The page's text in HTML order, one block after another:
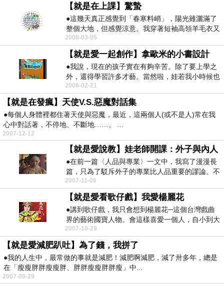
【就是在上課】驚蟄
●這幾天真正感覺到「春寒料峭」，陽光雖灑滿了
整個大地，但感覺涼意。我穿著短袖高領羊毛衣又
涼又熱地！望...
2008-03-05
【就是愛一起創作】拿歐米的小書設計
●我說，現在的孩子實在有夠辛苦。除了要上學之
外，還得學習許多才藝。當然啦，娃若我小時候也
學過作文、書...
2008-02-21
【就是在發瘋】天使V.S.惡魔對話集
●每個人身體裡都住著天使與惡魔，最近，這兩個人(或不是人)常在我
心中對話著，不停地、不斷地……。 ...
2007-12-12
【就是愛說教】娃老師開課：外子與內人
●在前一篇〈人品與專業〉一文中，我寫了漫漫長
篇，只為了駁斥外子的專業比人品重要的謬論。不
料外子閱畢後...
2007-11-06
【就是愛看歌仔戲】我愛楊麗花
●講到歌仔戲，我只會想到楊麗花─這個台灣戲曲
界的藝術國寶人物。會這樣喜愛一個人，自小到大
到老，她絕對...
2007-10-29
【就是愛減肥趴吐】為了錢，我拼了
●我的人生中，最常做的事就是減肥！減肥啊減肥，減了卅多年，總是
在「瘦瘦胖胖瘦瘦胖、胖胖瘦瘦胖胖瘦」中...
2007-09-29